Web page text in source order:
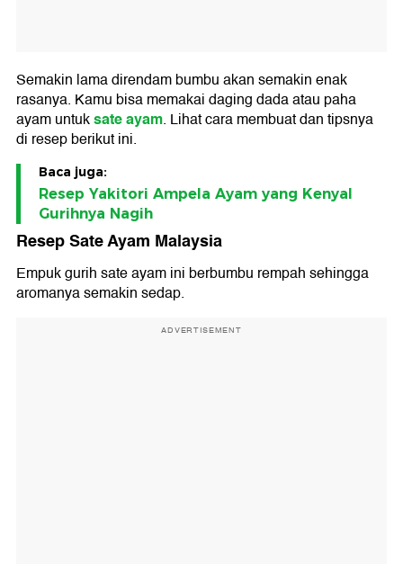
Semakin lama direndam bumbu akan semakin enak
rasanya. Kamu bisa memakai daging dada atau paha
ayam untuksate ayam. Lihat cara membuat dan tipsnya
di resep berikut ini.
Baca juga:
Resep Yakitori Ampela Ayam yang Kenyal
Gurihnya Nagih
Resep Sate Ayam Malaysia
Empuk gurih sate ayam ini berbumbu rempah sehingga
aromanya semakin sedap.
ADVERTISEMENT